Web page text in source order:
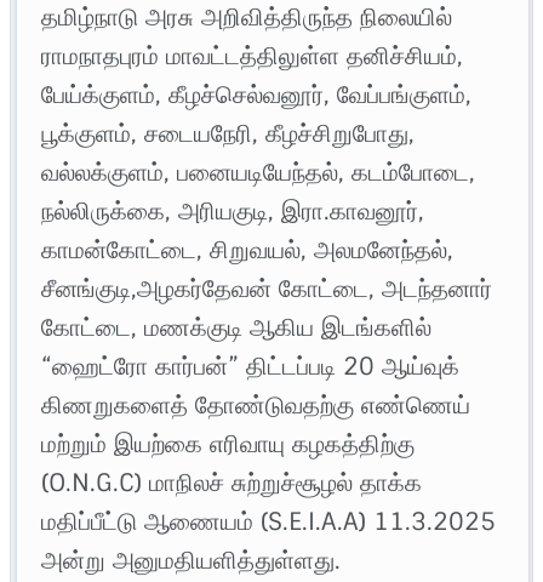
தமிழ்நாடு அரசு அறிவித்திருந்த நிலையில்
ராமநாதபுரம் மாவட்டத்திலுள்ள தனிச்சியம்,
பேய்க்குளம், கீழச்செல்வனூர், வேப்பங்குளம்,
பூக்குளம், சடையநேரி, கீழச்சிறுபோது,
வல்லக்குளம், பனையடியேந்தல், கடம்போடை,
நல்லிருக்கை, அரியகுடி, இரா.காவனூர்,
காமன்கோட்டை, சிறுவயல், அலமனேந்தல்,
சீனங்குடி,அழகர்தேவன் கோட்டை, அடந்தனார்
கோட்டை, மணக்குடி ஆகிய இடங்களில்
“ஹைட்ரோ கார்பன்” திட்டப்படி 20 ஆய்வுக்
கிணறுகளைத் தோண்டுவதற்கு எண்ணெய்
மற்றும் இயற்கை எரிவாயு கழகத்திற்கு
(O.N.G.C) மாநிலச் சுற்றுச்சூழல் தாக்க
மதிப்பீட்டு ஆணையம் (S.E.I.A.A) 11.3.2025
அன்று அனுமதியளித்துள்ளது.